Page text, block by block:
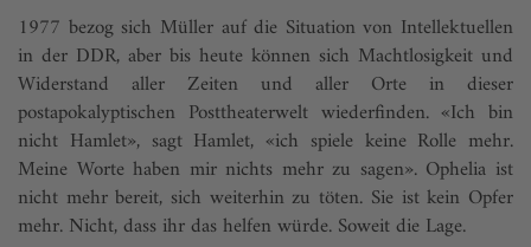
1977 bezog sich Müller auf die Situation von Intellektuellen
in der DDR, aber bis heute können sich Machtlosigkeit und
Widerstand aller Zeiten und aller Orte in dieser
postapokalyptischen Posttheaterwelt wiederfinden. «Ich bin
nicht Hamlet», sagt Hamlet, «ich spiele keine Rolle mehr.
Meine Worte haben mir nichts mehr zu sagen». Ophelia ist
nicht mehr bereit, sich weiterhin zu töten. Sie ist kein Opfer
mehr. Nicht, dass ihr das helfen würde. Soweit die Lage.